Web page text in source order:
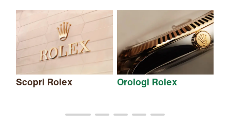
Scopri Rolex Orologi Rolex